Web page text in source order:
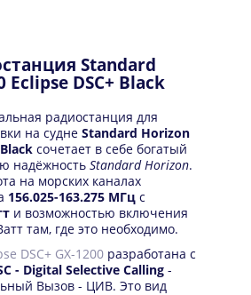
Standard
Eclipse DSC+ Black
радиостанция для
на судне Standard Horizon
сочетает в себе богатый
надёжность Standard Horizon.
на морских каналах
156.025-163.275 МГц с
и возможностью включения
там, где это необходимо.
DSC+ GX-1200 разработана с
- Digital Selective Calling -
Вызов - ЦИВ. Это вид